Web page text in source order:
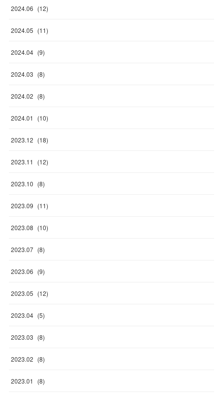
2024.06 (12)
2024.05 (11)
2024.04 (9)
2024.03 (8)
2024.02 (8)
2024.01 (10)
2023.12 (18)
2023.11 (12)
2023.10 (8)
2023.09 (11)
2023.08 (10)
2023.07 (8)
2023.06 (9)
2023.05 (12)
2023.04 (5)
2023.03 (8)
2023.02 (8)
2023.01 (8)